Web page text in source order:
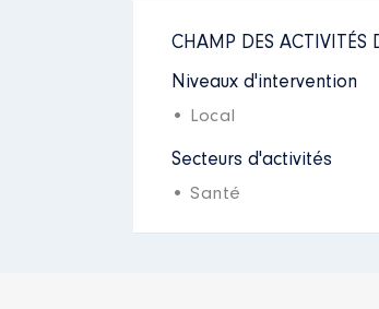
CHAMP DES ACTIVITÉS
Niveaux d'intervention
• Local
Secteurs d'activités
• Santé